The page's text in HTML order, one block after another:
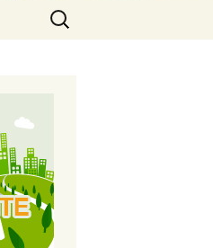
Pesquisar
por: